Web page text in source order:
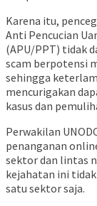
Karena itu,
Anti Pencucian
(APU/PPT) tidak
scam berpotensi
sehingga
mencurigakan
kasus dan
Perwakilan
penanganan
sektor dan lintas
kejahatan ini
satu sektor saja.